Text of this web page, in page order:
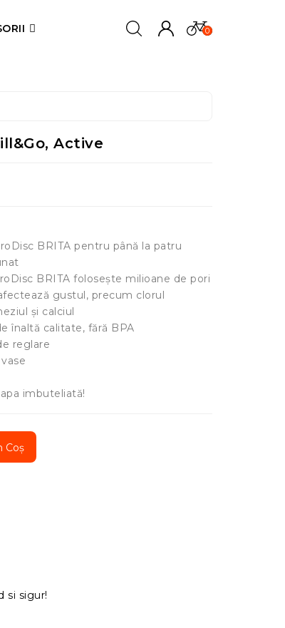
0
Active
BRITA pentru până la patru
BRITA folosește milioane de pori
gustul, precum clorul
și calciul
înaltă calitate, fără BPA
reglare
imbuteliată!
Coș
si sigur!